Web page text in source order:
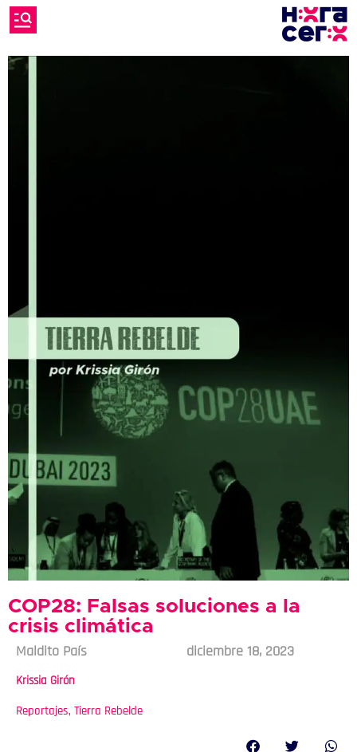
COP28: Falsas soluciones a la
crisis climática
Maldito País diciembre 18, 2023
Krissia Girón
Reportajes, Tierra Rebelde